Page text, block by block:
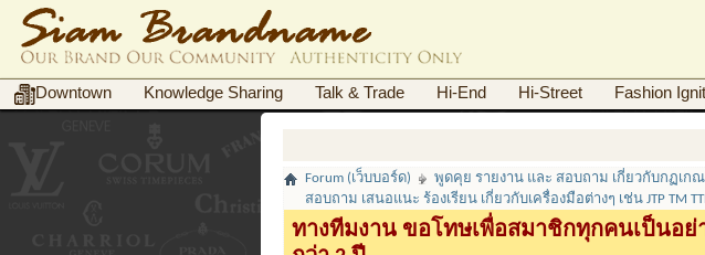
Downtown Knowledge Sharing Talk & Trade Hi-End Hi-Street Fashion
กร
Forum (เว็บบอร์ด)
พูดคุย รายงาน และ สอบถาม เกี่ยวกับกฏเก
สอบถาม เสนอแนะ ร้องเรียน เกี่ยวกับเครื่องมือต่างๆ เช่น JTP TM
ทางทีมงาน ขอโทษเพื่อสมาชิกทุกคนเป็นอย่า